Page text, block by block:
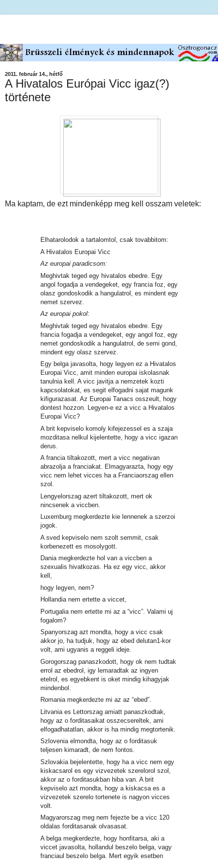
2011. február 14., hétfő
A Hivatalos Európai Vicc igaz(?)
története
Ma kaptam, de ezt mindenképp meg kell osszam veletek:
Elhatarolodok a tartalomtol, csak tovabbitom:
A Hivatalos Europai Vicc
Az europai paradicsom:
Meghivtak teged egy hivatalos ebedre. Egy
angol fogadja a vendegeket, egy francia foz, egy
olasz gondoskodik a hangulatrol, es mindent egy
nemet szervez.
Az europai pokol:
Meghivtak teged egy hivatalos ebedre. Egy
francia fogadja a vendegeket, egy angol foz, egy
nemet gondoskodik a hangulatrol, de semi gond,
mindent egy olasz szervez.
Egy belga javasolta, hogy legyen ez a Hivatalos
Europai Vicc, amit minden europai iskolasnak
tanulnia kell. A vicc javitja a nemzetek kozti
kapcsolatokat, es segit elfogadni sajat magunk
kifigurazasat. Az Europai Tanacs osszeult, hogy
dontest hozzon. Legyen-e ez a vicc a Hivatalos
Europai Vicc?
A brit kepviselo komoly kifejezessel es a szaja
mozditasa nelkul kijelentette, hogy a vicc igazan
derus.
A francia tiltakozott, mert a vicc negativan
abrazolja a franciakat. Elmagyarazta, hogy egy
vicc nem lehet vicces ha a Franciaorszag ellen
szol.
Lengyelorszag azert tiltakozott, mert ok
nincsenek a viccben.
Luxemburg megkerdezte kie lennenek a szerzoi
jogok.
A sved kepviselo nem szolt semmit, csak
korbenezett es mosolygott.
Dania megkerdezte hol van a viccben a
szexualis hivatkozas. Ha ez egy vicc, akkor
kell,
hogy legyen, nem?
Hollandia nem ertette a viccet,
Portugalia nem ertette mi az a “vicc”. Valami uj
fogalom?
Spanyorszag azt mondta, hogy a vicc csak
akkor jo, ha tudjuk, hogy az ebed delutan1-kor
volt, ami ugyanis a reggeli ideje.
Gorogorszag panaszkodott, hogy ok nem tudtak
errol az ebedrol, igy lemaradtak az ingyen
etelrol, es egyebkent is oket mindig kihagyjak
mindenbol.
Romania megkerdezte mi az az “ebed”.
Litvania es Lettorszag amiatt panaszkodtak,
hogy az o forditasaikat osszecsereltek, ami
elfogadhatatlan, akkor is ha mindig megtortenik.
Szlovenia elmondta, hogy az o forditasuk
teljesen kimaradt, de nem fontos.
Szlovakia bejelentette, hogy ha a vicc nem egy
kiskacsarol es egy vizvezetek szerelorol szol,
akkor az o forditasukban hiba van. A brit
kepviselo azt mondta, hogy a kiskacsa es a
vizvezetek szerelo tortenete is nagyon vicces
volt.
Magyarorszag meg nem fejezte be a vicc 120
oldalas forditasanak olvasasat.
A belga megkerdezte, hogy honfitarsa, aki a
viccet javasolta, hollandul beszelo belga, vagy
franciaul beszelo belga. Mert egyik esetben